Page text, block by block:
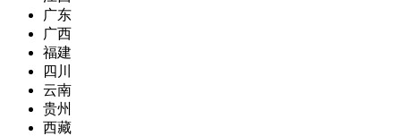
广东
广西
福建
四川
云南
贵州
西藏